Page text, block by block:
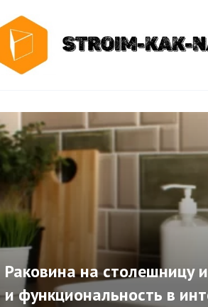
Раковина на столешницу
и функциональность в